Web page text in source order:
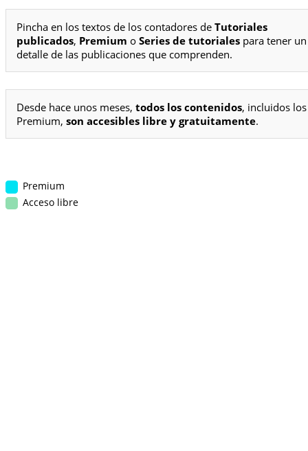
Pincha en los textos de los contadores de Tutoriales
publicados, Premium o Series de tutoriales para tener un
detalle de las publicaciones que comprenden.
Desde hace unos meses, todos los contenidos, incluidos los
Premium, son accesibles libre y gratuitamente.
Premium
Acceso libre